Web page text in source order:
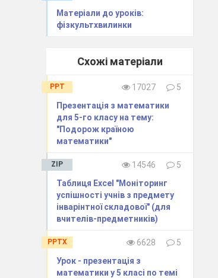
Матеріали до уроків:
фізкультхвилинки
Схожі матеріали
PPT 17027
5
Презентація з математики
для 5-го класу на тему:
"Подорож країною
математики"
ZIP 14546
5
Таблиця Excel "Моніторинг
успішності учнів з предмету
інварінтної складової" (для
вчителів-предметників)
PPTX 6628
5
Урок - презентація з
математики у 5 класі по темі